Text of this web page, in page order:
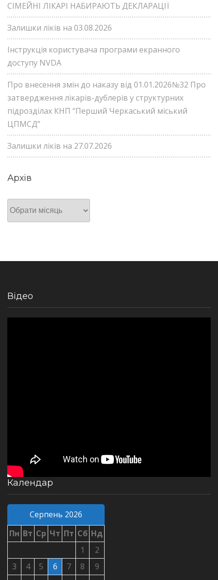
СІМЕЙНІ ЛІКАРІ НАБИРАЮТЬ ДЕКЛАРАЦІЇ
Залишки ліків на 03.08.2026
Інструкція користувача програми екранного
доступу NVDA
Про внесення змін до наказу від 01.01.2026№32 Про
затвердження лікарів-дублерів у структурних
підрозділах КНП “Перший Черкаський міський
ЦПМСД”
Залишки ліків на 27.07.2026
Архів
Архів
Відео
Календар
Серпень 2026
Пн Вт Ср Чт Пт Сб Нд
1
2
3
4 5 6 7 8
9